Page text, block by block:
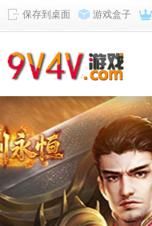
保存到桌面 游戏盒子